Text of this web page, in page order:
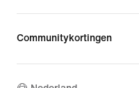
Communitykortingen